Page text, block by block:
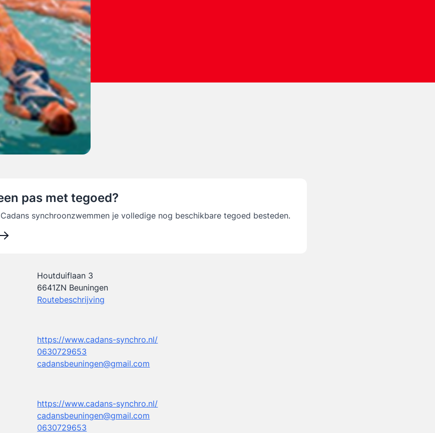
pas met tegoed?
synchroonzwemmen je volledige nog beschikbare tegoed besteden.
Houtduiflaan 3
6641ZN Beuningen
Routebeschrijving
https://www.cadans-synchro.nl/
0630729653
cadansbeuningen@gmail.com
https://www.cadans-synchro.nl/
cadansbeuningen@gmail.com
0630729653